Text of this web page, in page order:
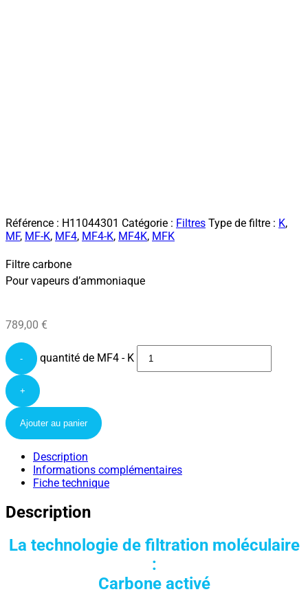
Référence : H11044301 Catégorie : Filtres Type de filtre : K,
MF, MF-K, MF4, MF4-K, MF4K, MFK
Filtre carbone
Pour vapeurs d’ammoniaque
789,00 €
- quantité de MF4 - K
+
Ajouter au panier
Description
Informations complémentaires
Fiche technique
Description
La technologie de filtration moléculaire
:
Carbone activé